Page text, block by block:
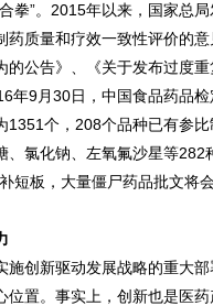
拳”。2015年以来，国家总
药质量和疗效一致性评价的
公告》、《关于发布过度重
9月30日，中国食品药品检
1351个，208个品种已有参
氯化钠、左氧氟沙星等282
板，大量僵尸药品批文将
新驱动发展战略的重大部
置。事实上，创新也是医药